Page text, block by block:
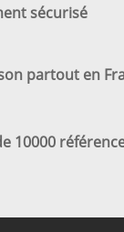
sécurisé
partout en
10000